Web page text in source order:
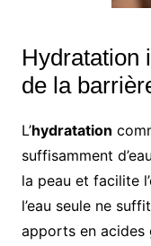
Hydratation
de la
L’hydratation
suffisamment
la peau et facilite
l’eau seule ne
apports en acides